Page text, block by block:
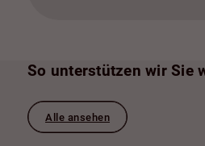
So unterstützen wir Sie
Alle ansehen